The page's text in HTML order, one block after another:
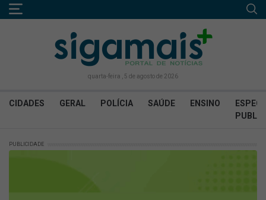
quarta-feira , 5 de agosto de 2026
CIDADES GERAL POLÍCIA SAÚDE ENSINO
PUBLICIDADE